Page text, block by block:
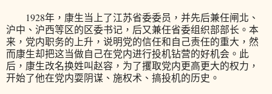
1928年，康生当上了江苏省委委员，并先后兼任闸北、
沪中、沪西等区的区委书记，后又兼任省委组织部部长。本
来，党内职务的上升，说明党的信任和自己责任的重大，然
而康生却把这当做自己在党内进行投机钻营的好机会。此
后，康生改名换姓叫赵容，为了攫取党内更高更大的权力，
开始了他在党内耍阴谋、施权术、搞投机的历史。